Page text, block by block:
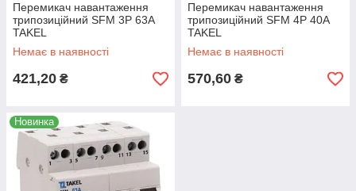
Перемикач навантаження
трипозиційний SFM 3P 63A
TAKEL
Немає в наявності
421,20 ₴
Перемикач навантаження
трипозиційний SFM 4P 40A
TAKEL
Немає в наявності
570,60 ₴
Новинка